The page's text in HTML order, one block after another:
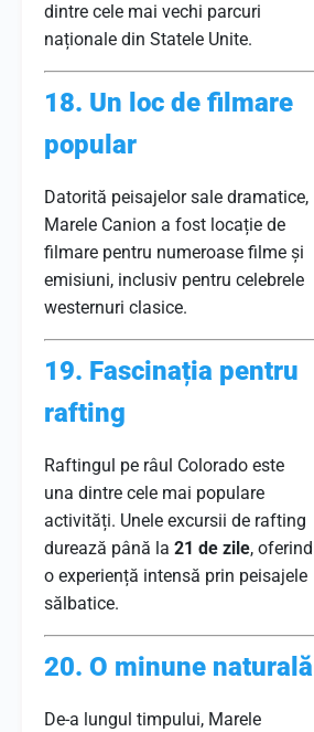
dintre cele mai vechi parcuri
naționale din Statele Unite.
18. Un loc de filmare
popular
Datorită peisajelor sale dramatice,
Marele Canion a fost locație de
filmare pentru numeroase filme și
emisiuni, inclusiv pentru celebrele
westernuri clasice.
19. Fascinația pentru
rafting
Raftingul pe râul Colorado este
una dintre cele mai populare
activități. Unele excursii de rafting
durează până la 21 de zile, oferind
o experiență intensă prin peisajele
sălbatice.
20. O minune naturală
De-a lungul timpului, Marele